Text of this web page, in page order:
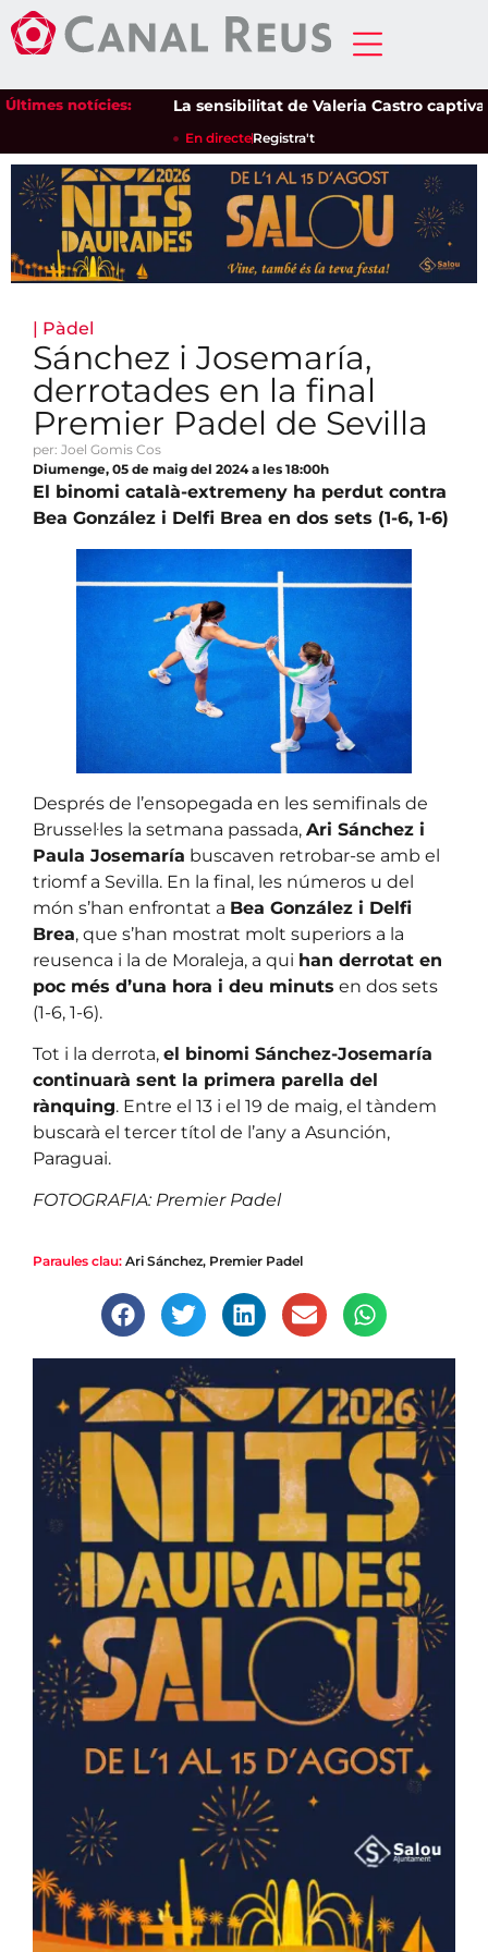
Últimes notícies: La sensibilitat de Valeria Castro captiva el
En directeRegistra't
| Pàdel
Sánchez i Josemaría,
derrotades en la final
Premier Padel de Sevilla
per: Joel Gomis Cos
Diumenge, 05 de maig del 2024 a les 18:00h
El binomi català-extremeny ha perdut contra
Bea González i Delfi Brea en dos sets (1-6, 1-6)
Després de l’ensopegada en les semifinals de
Brussel·les la setmana passada, Ari Sánchez i
Paula Josemaría buscaven retrobar-se amb el
triomf a Sevilla. En la final, les números u del
món s’han enfrontat a Bea González i Delfi
Brea, que s’han mostrat molt superiors a la
reusenca i la de Moraleja, a qui han derrotat en
poc més d’una hora i deu minuts en dos sets
(1-6, 1-6).
Tot i la derrota, el binomi Sánchez-Josemaría
continuarà sent la primera parella del
rànquing. Entre el 13 i el 19 de maig, el tàndem
buscarà el tercer títol de l’any a Asunción,
Paraguai.
FOTOGRAFIA: Premier Padel
Paraules clau: Ari Sánchez, Premier Padel